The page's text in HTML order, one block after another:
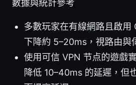
數據與統計參考
多數玩家在有線網路且啟用
下降約 5–20ms，視路由與
使用可信 VPN 节点的遊戲
降低 10–40ms 的延遲，但